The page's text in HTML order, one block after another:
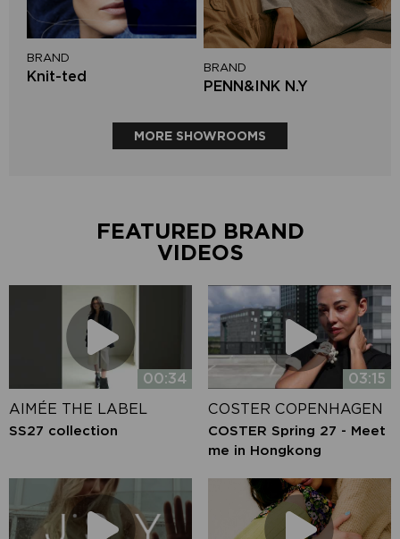
BRAND
Knit-ted
BRAND
PENN&INK N.Y
MORE SHOWROOMS
FEATURED BRAND
VIDEOS
00:34
AIMÉE THE LABEL
SS27 collection
03:15
COSTER COPENHAGEN
COSTER Spring 27 - Meet
me in Hongkong